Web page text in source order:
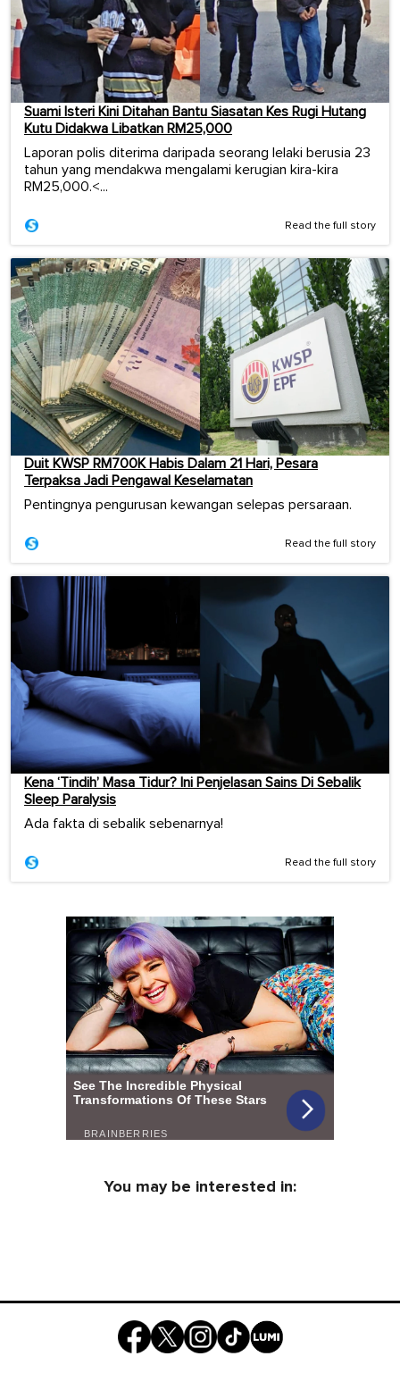
Suami Isteri Kini Ditahan Bantu Siasatan Kes Rugi Hutang
Kutu Didakwa Libatkan RM25,000
Laporan polis diterima daripada seorang lelaki berusia 23
tahun yang mendakwa mengalami kerugian kira-kira
RM25,000.<...
Read the full story
Duit KWSP RM700K Habis Dalam 21 Hari, Pesara
Terpaksa Jadi Pengawal Keselamatan
Pentingnya pengurusan kewangan selepas persaraan.
Read the full story
Kena ‘Tindih’ Masa Tidur? Ini Penjelasan Sains Di Sebalik
Sleep Paralysis
Ada fakta di sebalik sebenarnya!
Read the full story
You may be interested in: